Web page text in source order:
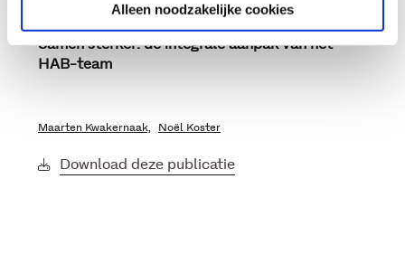
Alleen noodzakelijke cookies
Samen sterker: de integrale aanpak van het
HAB-team
Maarten Kwakernaak, Noël Koster
Download deze publicatie